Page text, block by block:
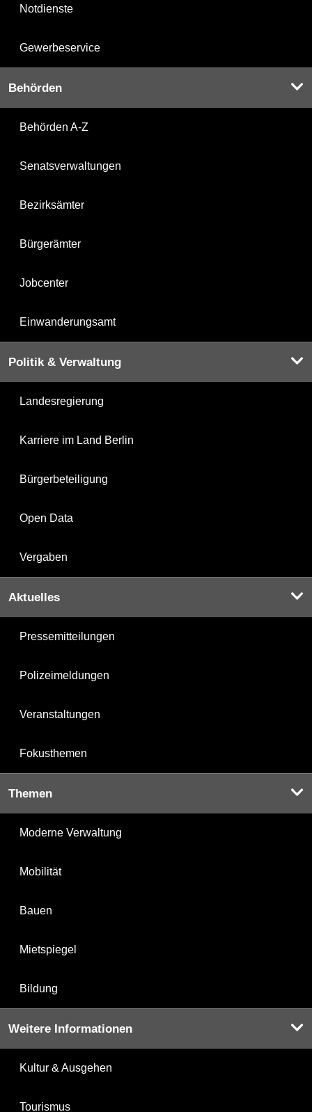
Notdienste
Gewerbeservice
Behörden
Behörden A-Z
Senatsverwaltungen
Bezirksämter
Bürgerämter
Jobcenter
Einwanderungsamt
Politik & Verwaltung
Landesregierung
Karriere im Land Berlin
Bürgerbeteiligung
Open Data
Vergaben
Aktuelles
Pressemitteilungen
Polizeimeldungen
Veranstaltungen
Fokusthemen
Themen
Moderne Verwaltung
Mobilität
Bauen
Mietspiegel
Bildung
Weitere Informationen
Kultur & Ausgehen
Tourismus